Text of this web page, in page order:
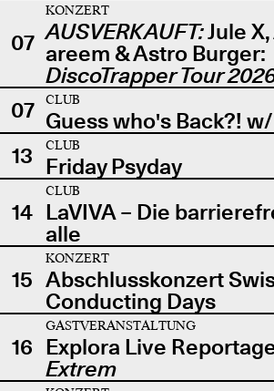
07
KONZERT
AUSVERKAUFT:Jule X,
areem & Astro Burger:
DiscoTrapper Tour
07
CLUB
Guess who's Back?!
13
CLUB
Friday Psyday
14
CLUB
LaVIVA – Die
alle
15
KONZERT
Abschlusskonzert
Conducting Days
16
GASTVERANSTALTUNG
Explora Live
Extrem